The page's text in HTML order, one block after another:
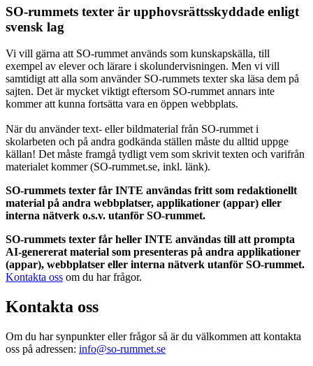
SO-rummets texter är upphovsrättsskyddade enligt
svensk lag
Vi vill gärna att SO-rummet används som kunskapskälla, till
exempel av elever och lärare i skolundervisningen. Men vi vill
samtidigt att alla som använder SO-rummets texter ska läsa dem på
sajten. Det är mycket viktigt eftersom SO-rummet annars inte
kommer att kunna fortsätta vara en öppen webbplats.
När du använder text- eller bildmaterial från SO-rummet i
skolarbeten och på andra godkända ställen måste du alltid uppge
källan! Det måste framgå tydligt vem som skrivit texten och varifrån
materialet kommer (SO-rummet.se, inkl. länk).
SO-rummets texter får INTE användas fritt som redaktionellt
material på andra webbplatser, applikationer (appar) eller
interna nätverk o.s.v. utanför SO-rummet.
SO-rummets texter får heller INTE användas till att prompta
AI-genererat material som presenteras på andra applikationer
(appar), webbplatser eller interna nätverk utanför SO-rummet.
Kontakta oss om du har frågor.
Kontakta oss
Om du har synpunkter eller frågor så är du välkommen att kontakta
oss på adressen: info@so-rummet.se